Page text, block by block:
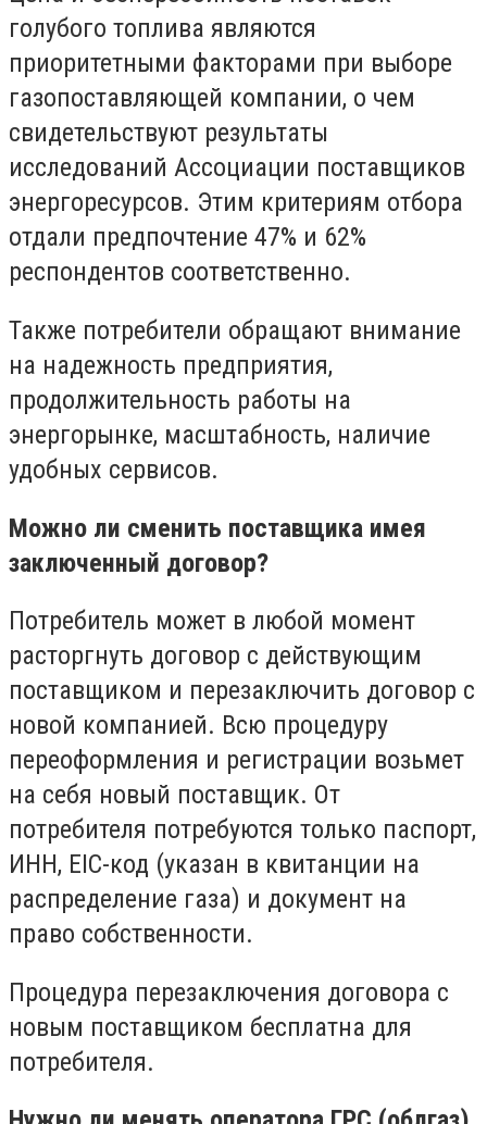
голубого топлива являются
приоритетными факторами при выборе
газопоставляющей компании, о чем
свидетельствуют результаты
исследований Ассоциации поставщиков
энергоресурсов. Этим критериям отбора
отдали предпочтение 47% и 62%
респондентов соответственно.
Также потребители обращают внимание
на надежность предприятия,
продолжительность работы на
энергорынке, масштабность, наличие
удобных сервисов.
Можно ли сменить поставщика имея
заключенный договор?
Потребитель может в любой момент
расторгнуть договор с действующим
поставщиком и перезаключить договор с
новой компанией. Всю процедуру
переоформления и регистрации возьмет
на себя новый поставщик. От
потребителя потребуются только паспорт,
ИНН, EIC-код (указан в квитанции на
распределение газа) и документ на
право собственности.
Процедура перезаключения договора с
новым поставщиком бесплатна для
потребителя.